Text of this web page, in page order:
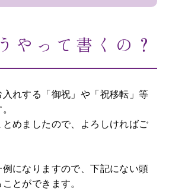
やって書くの？
れする「御祝」や「祝移転」等
めましたので、よろしければご
になりますので、下記にない頭
とができます。